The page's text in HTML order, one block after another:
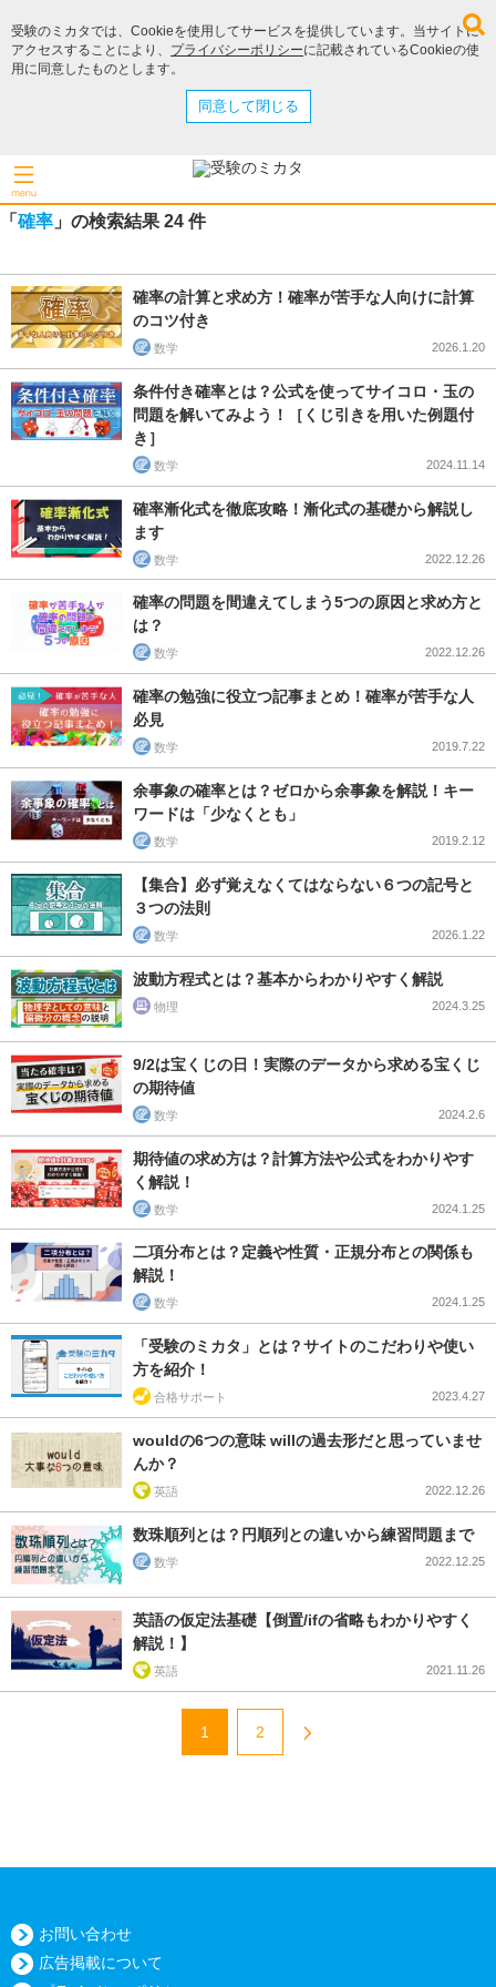
受験のミカタでは、Cookieを使用してサービスを提供しています。当サイトに
アクセスすることにより、 プライバシーポリシーに記載されているCookieの使
用に同意したものとします。
同意して閉じる
「 確率 」の検索結果 24 件
確率の計算と求め方！確率が苦手な人向けに計算
のコツ付き
数学 2026.1.20
条件付き確率とは？公式を使ってサイコロ・玉の
問題を解いてみよう！［くじ引きを用いた例題付
き］
数学 2024.11.14
確率漸化式を徹底攻略！漸化式の基礎から解説し
ます
数学 2022.12.26
確率の問題を間違えてしまう5つの原因と求め方と
は？
数学 2022.12.26
確率の勉強に役立つ記事まとめ！確率が苦手な人
必見
数学 2019.7.22
余事象の確率とは？ゼロから余事象を解説！キー
ワードは「少なくとも」
数学 2019.2.12
【集合】必ず覚えなくてはならない６つの記号と
３つの法則
数学 2026.1.22
波動方程式とは？基本からわかりやすく解説
物理 2024.3.25
9/2は宝くじの日！実際のデータから求める宝くじ
の期待値
数学 2024.2.6
期待値の求め方は？計算方法や公式をわかりやす
く解説！
数学 2024.1.25
二項分布とは？定義や性質・正規分布との関係も
解説！
数学 2024.1.25
「受験のミカタ」とは？サイトのこだわりや使い
方を紹介！
合格サポート 2023.4.27
wouldの6つの意味 willの過去形だと思っていませ
んか？
英語 2022.12.26
数珠順列とは？円順列との違いから練習問題まで
数学 2022.12.25
英語の仮定法基礎【倒置/ifの省略もわかりやすく
解説！】
英語 2021.11.26
1 2
お問い合わせ
広告掲載について